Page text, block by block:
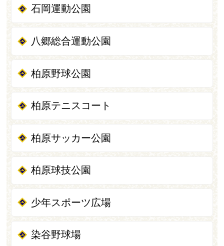
石岡運動公園
八郷総合運動公園
柏原野球公園
柏原テニスコート
柏原サッカー公園
柏原球技公園
少年スポーツ広場
染谷野球場